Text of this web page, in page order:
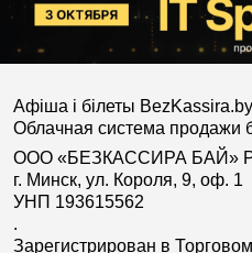
Афіша і білеты BezKassira.by
Облачная система продажи
ООО «БЕЗКАССИРА БАЙ»
г. Минск, ул. Короля, 9, оф. 1
УНП 193615562
.
Зарегистрирован в